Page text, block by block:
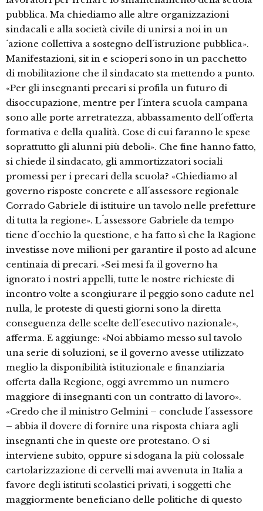
pubblica. Ma chiediamo alle altre organizzazioni
sindacali e alla società civile di unirsi a noi in un
´azione collettiva a sostegno dell´istruzione pubblica».
Manifestazioni, sit in e scioperi sono in un pacchetto
di mobilitazione che il sindacato sta mettendo a punto.
«Per gli insegnanti precari si profila un futuro di
disoccupazione, mentre per l´intera scuola campana
sono alle porte arretratezza, abbassamento dell´offerta
formativa e della qualità. Cose di cui faranno le spese
soprattutto gli alunni più deboli». Che fine hanno fatto,
si chiede il sindacato, gli ammortizzatori sociali
promessi per i precari della scuola? «Chiediamo al
governo risposte concrete e all´assessore regionale
Corrado Gabriele di istituire un tavolo nelle prefetture
di tutta la regione». L´assessore Gabriele da tempo
tiene d´occhio la questione, e ha fatto sì che la Ragione
investisse nove milioni per garantire il posto ad alcune
centinaia di precari. «Sei mesi fa il governo ha
ignorato i nostri appelli, tutte le nostre richieste di
incontro volte a scongiurare il peggio sono cadute nel
nulla, le proteste di questi giorni sono la diretta
conseguenza delle scelte dell´esecutivo nazionale»,
afferma. E aggiunge: «Noi abbiamo messo sul tavolo
una serie di soluzioni, se il governo avesse utilizzato
meglio la disponibilità istituzionale e finanziaria
offerta dalla Regione, oggi avremmo un numero
maggiore di insegnanti con un contratto di lavoro».
«Credo che il ministro Gelmini – conclude l´assessore
– abbia il dovere di fornire una risposta chiara agli
insegnanti che in queste ore protestano. O si
interviene subito, oppure si sdogana la più colossale
cartolarizzazione di cervelli mai avvenuta in Italia a
favore degli istituti scolastici privati, i soggetti che
maggiormente beneficiano delle politiche di questo